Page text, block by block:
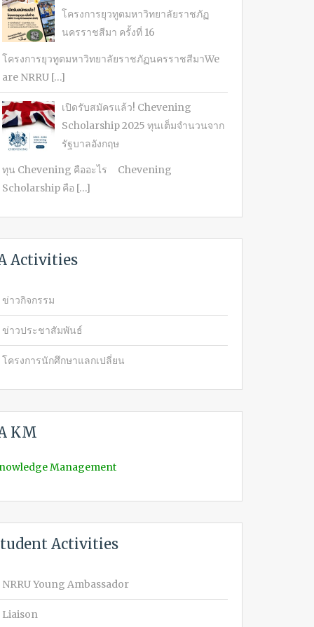
โครงการยุวทูตมหาวิทยาลัยราชภัฏ
นครราชสีมา ครั้งที่ 16
โครงการยุวทูตมหาวิทยาลัยราชภัฏนครราชสีมาWe
are NRRU […]
เปิดรับสมัครแล้ว! Chevening
Scholarship 2025 ทุนเต็มจำนวนจาก
รัฐบาลอังกฤษ
ทุน Chevening คืออะไร Chevening
Scholarship คือ […]
Activities
ข่าวกิจกรรม
ข่าวประชาสัมพันธ์
โครงการนักศึกษาแลกเปลี่ยน
KM
Management
Activities
NRRU Young Ambassador
Liaison